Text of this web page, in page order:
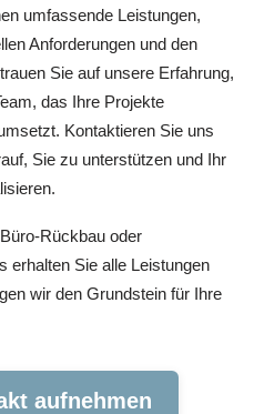
umfassende Leistungen,
Anforderungen und den
Sie auf unsere Erfahrung,
das Ihre Projekte
Kontaktieren Sie uns
Sie zu unterstützen und Ihr
Rückbau oder
erhalten Sie alle Leistungen
wir den Grundstein für Ihre
aufnehmen